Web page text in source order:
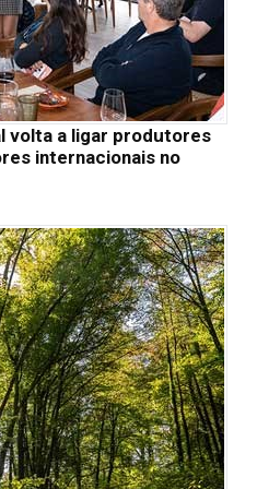
volta a ligar produtores
internacionais no